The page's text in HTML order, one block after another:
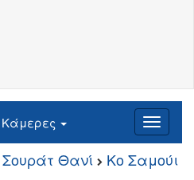
Κάμερες
Σουράτ Θανί Κο Σαμούι